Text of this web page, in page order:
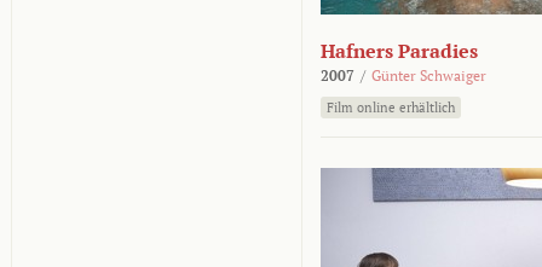
Hafners Paradies
2007 / Günter Schwaiger
Film online erhältlich